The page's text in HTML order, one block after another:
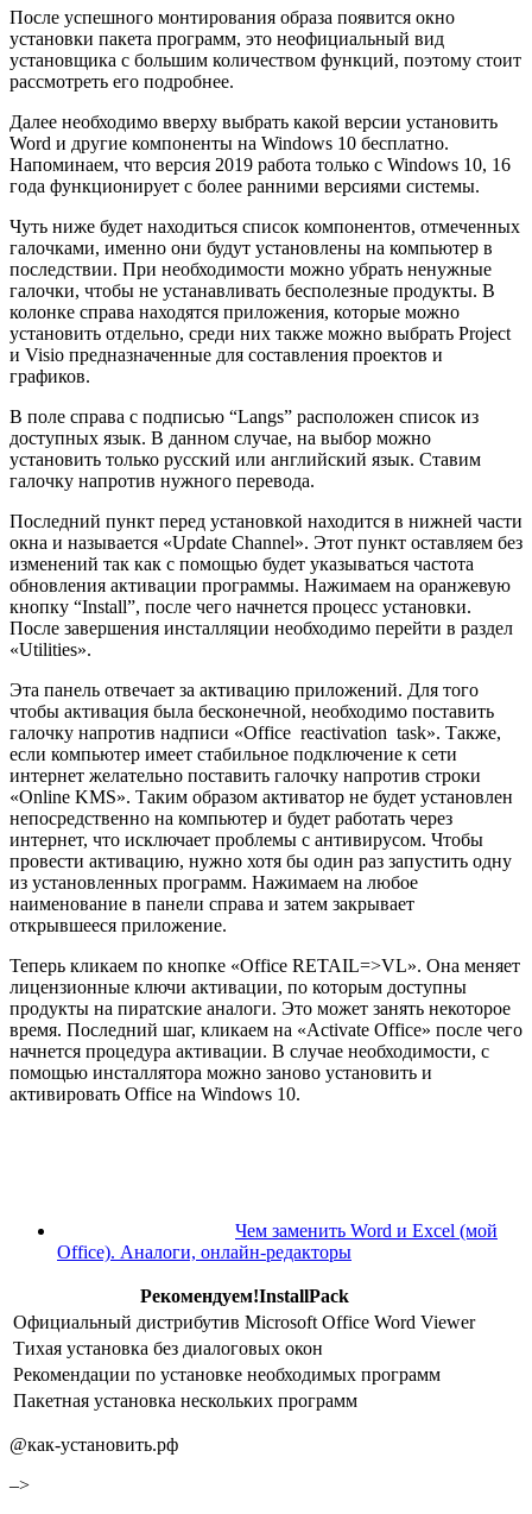
После успешного монтирования образа появится окно
установки пакета программ, это неофициальный вид
установщика с большим количеством функций, поэтому стоит
рассмотреть его подробнее.
Далее необходимо вверху выбрать какой версии установить
Word и другие компоненты на Windows 10 бесплатно.
Напоминаем, что версия 2019 работа только с Windows 10, 16
года функционирует с более ранними версиями системы.
Чуть ниже будет находиться список компонентов, отмеченных
галочками, именно они будут установлены на компьютер в
последствии. При необходимости можно убрать ненужные
галочки, чтобы не устанавливать бесполезные продукты. В
колонке справа находятся приложения, которые можно
установить отдельно, среди них также можно выбрать Project
и Visio предназначенные для составления проектов и
графиков.
В поле справа с подписью “Langs” расположен список из
доступных язык. В данном случае, на выбор можно
установить только русский или английский язык. Ставим
галочку напротив нужного перевода.
Последний пункт перед установкой находится в нижней части
окна и называется «Update Channel». Этот пункт оставляем без
изменений так как с помощью будет указываться частота
обновления активации программы. Нажимаем на оранжевую
кнопку “Install”, после чего начнется процесс установки.
После завершения инсталляции необходимо перейти в раздел
«Utilities».
Эта панель отвечает за активацию приложений. Для того
чтобы активация была бесконечной, необходимо поставить
галочку напротив надписи «Office reactivation task». Также,
если компьютер имеет стабильное подключение к сети
интернет желательно поставить галочку напротив строки
«Online KMS». Таким образом активатор не будет установлен
непосредственно на компьютер и будет работать через
интернет, что исключает проблемы с антивирусом. Чтобы
провести активацию, нужно хотя бы один раз запустить одну
из установленных программ. Нажимаем на любое
наименование в панели справа и затем закрывает
открывшееся приложение.
Теперь кликаем по кнопке «Office RETAIL=>VL». Она меняет
лицензионные ключи активации, по которым доступны
продукты на пиратские аналоги. Это может занять некоторое
время. Последний шаг, кликаем на «Activate Office» после чего
начнется процедура активации. В случае необходимости, с
помощью инсталлятора можно заново установить и
активировать Office на Windows 10.
Чем заменить Word и Excel (мой
Office). Аналоги, онлайн-редакторы
Рекомендуем!InstallPack
Официальный дистрибутив Microsoft Office Word Viewer
Тихая установка без диалоговых окон
Рекомендации по установке необходимых программ
Пакетная установка нескольких программ
@как-установить.рф
–>